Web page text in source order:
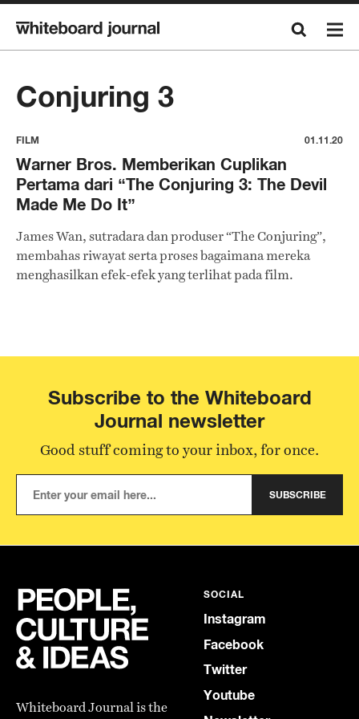
Conjuring 3
FILM 01.11.20
Warner Bros. Memberikan Cuplikan
Pertama dari “The Conjuring 3: The Devil
Made Me Do It”
James Wan, sutradara dan produser “The Conjuring”,
membahas riwayat serta proses bagaimana mereka
menghasilkan efek-efek yang terlihat pada film.
Subscribe to the Whiteboard
Journal newsletter
Good stuff coming to your inbox, for once.
SUBSCRIBE
Whiteboard Journal is the
SOCIAL
Instagram
Facebook
Twitter
Youtube